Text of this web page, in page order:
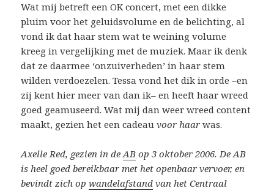
Wat mij betreft een OK concert, met een dikke
pluim voor het geluidsvolume en de belichting, al
vond ik dat haar stem wat te weining volume
kreeg in vergelijking met de muziek. Maar ik denk
dat ze daarmee ‘onzuiverheden’ in haar stem
wilden verdoezelen. Tessa vond het dik in orde –en
zij kent hier meer van dan ik– en heeft haar wreed
goed geamuseerd. Wat mij dan weer wreed content
maakt, gezien het een cadeauvoor haar was.
Axelle Red, gezien in deAB op 3 oktober 2006. De AB
is heel goed bereikbaar met het openbaar vervoer, en
bevindt zich opwandelafstand van het Centraal